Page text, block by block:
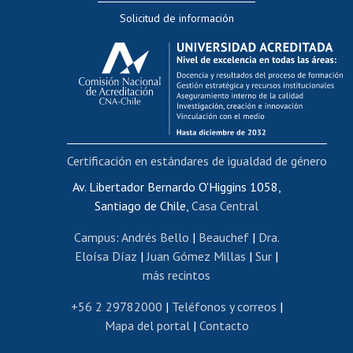
Evaluación docente
Calificación académica
Postulación al AUCAI
Funcionarias/os
Cursos internos de capacitación
Bienestar del personal
Portal de movilidad interna
Certificado de renta
Certificado de renta honorarios
Editar páginas blancas
Extranjeras/os
Revalidación y reconocimiento de títulos
Postulación al Programa de Movilidad Estudiantil
Solicitud de información
Av. Libertador Bernardo O'Higgins 1058,
Santiago de Chile, Casa Central
Campus: Andrés Bello | Beauchef| Dra.
Eloísa Díaz | Juan Gómez Millas | Sur |
más recintos
+56 2 29782000 | Teléfonos y correos |
Mapa del portal| Contacto
Certificación en estándares de igualdad de género